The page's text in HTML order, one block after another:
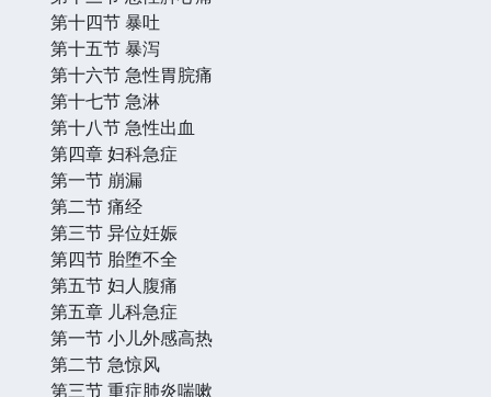
第十四节 暴吐
第十五节 暴泻
第十六节 急性胃脘痛
第十七节 急淋
第十八节 急性出血
第四章 妇科急症
第一节 崩漏
第二节 痛经
第三节 异位妊娠
第四节 胎堕不全
第五节 妇人腹痛
第五章 儿科急症
第一节 小儿外感高热
第二节 急惊风
第三节 重症肺炎喘嗽